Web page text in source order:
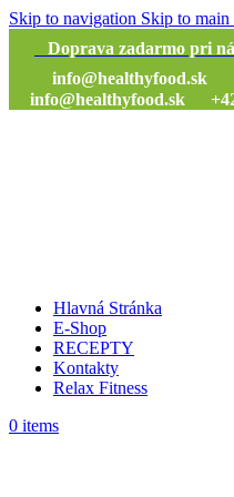
Skip to navigation Skip to main
Doprava zadarmo pri
info@healthyfood.sk
Hlavná Stránka
E-Shop
RECEPTY
Kontakty
Relax Fitness
0 items